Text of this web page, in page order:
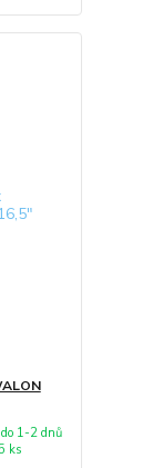
1-2 dnů
ks